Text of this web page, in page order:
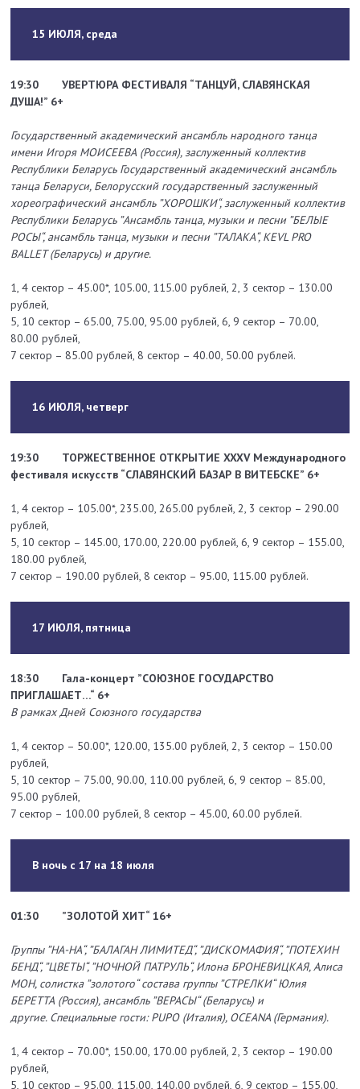
15 ИЮЛЯ, среда
19:30 УВЕРТЮРА ФЕСТИВАЛЯ “ТАНЦУЙ, СЛАВЯНСКАЯ
ДУША!” 6+
Государственный академический ансамбль народного танца
имени Игоря МОИСЕЕВА (Россия), заслуженный коллектив
Республики Беларусь Государственный академический ансамбль
танца Беларуси, Белорусский государственный заслуженный
хореографический ансамбль ”ХОРОШКИ“, заслуженный коллектив
Республики Беларусь ”Ансамбль танца, музыки и песни ”БЕЛЫЕ
РОСЫ“, ансамбль танца, музыки и песни ”ТАЛАКА“, KEVL PRO
BALLET (Беларусь) и другие.
1, 4 сектор – 45.00*, 105.00, 115.00 рублей, 2, 3 сектор – 130.00
рублей,
5, 10 сектор – 65.00, 75.00, 95.00 рублей, 6, 9 сектор – 70.00,
80.00 рублей,
7 сектор – 85.00 рублей, 8 сектор – 40.00, 50.00 рублей.
16 ИЮЛЯ, четверг
19:30 ТОРЖЕСТВЕННОЕ ОТКРЫТИЕXXXV Международного
фестиваля искусств “СЛАВЯНСКИЙ БАЗАР В ВИТЕБСКЕ” 6+
1, 4 сектор – 105.00*, 235.00, 265.00 рублей, 2, 3 сектор – 290.00
рублей,
5, 10 сектор – 145.00, 170.00, 220.00 рублей, 6, 9 сектор – 155.00,
180.00 рублей,
7 сектор – 190.00 рублей, 8 сектор – 95.00, 115.00 рублей.
17 ИЮЛЯ, пятница
18:30
Гала-концерт ”СОЮЗНОЕ ГОСУДАРСТВО
ПРИГЛАШАЕТ…“ 6+
В рамках Дней Союзного государства
1, 4 сектор – 50.00*, 120.00, 135.00 рублей, 2, 3 сектор – 150.00
рублей,
5, 10 сектор – 75.00, 90.00, 110.00 рублей, 6, 9 сектор – 85.00,
95.00 рублей,
7 сектор – 100.00 рублей, 8 сектор – 45.00, 60.00 рублей.
В ночь с 17 на 18 июля
01:30 ”ЗОЛОТОЙ ХИТ“ 16+
Группы ”НА-НА“, ”БАЛАГАН ЛИМИТЕД“, ”ДИСКОМАФИЯ“, ”ПОТЕХИН
БЕНД“, ”ЦВЕТЫ“, ”НОЧНОЙ ПАТРУЛЬ“, Илона БРОНЕВИЦКАЯ, Алиса
МОН, солистка ”золотого“ состава группы ”СТРЕЛКИ“ Юлия
БЕРЕТТА (Россия), ансамбль ”ВЕРАСЫ“ (Беларусь) и
другие. Специальные гости: PUPO (Италия), OCEANA (Германия).
1, 4 сектор – 70.00*, 150.00, 170.00 рублей, 2, 3 сектор – 190.00
рублей,
5, 10 сектор – 95.00, 115.00, 140.00 рублей, 6, 9 сектор – 155.00,